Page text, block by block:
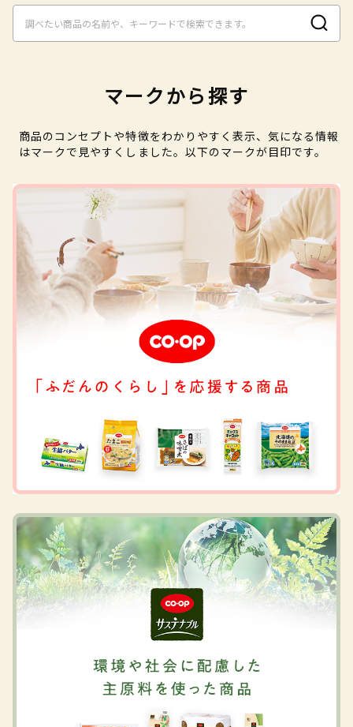
マークから探す
商品のコンセプトや特徴をわかりやすく表示、気になる情報
はマークで見やすくしました。以下のマークが目印です。